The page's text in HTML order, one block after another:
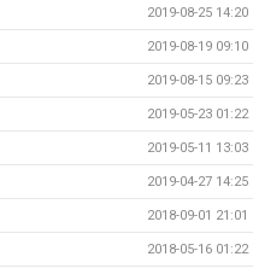
2019-08-25 14:20
2019-08-19 09:10
2019-08-15 09:23
2019-05-23 01:22
2019-05-11 13:03
2019-04-27 14:25
2018-09-01 21:01
2018-05-16 01:22